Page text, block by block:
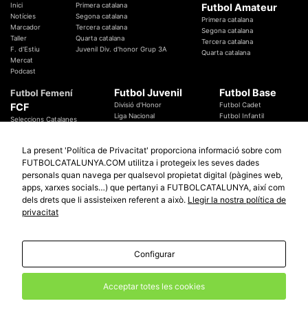
Inici
Notícies
Marcador
Taller
F. d'Estiu
Mercat
Podcast
Primera catalana
Segona catalana
Tercera catalana
Quarta catalana
Juvenil Div. d'honor Grup 3A
Futbol Amateur
Primera catalana
Segona catalana
Tercera catalana
Quarta catalana
Futbol Femení
FCF
Seleccions Catalanes
Temes Federatius
Futbol Juvenil
Divisió d'Honor
Liga Nacional
Futbol Base
Futbol Cadet
Futbol Infantil
Futbol Catalunya
Promocions
Sortejos
Participació
Especials
Copa Catalunya Absoluta 2019
Copa del Rei 2019 - 2020
© 2010 - 2026FutbolCatalunya.com
redaccio@futbolcatalunya.com
La present 'Política de Privacitat' proporciona informació sobre com
FUTBOLCATALUNYA.COM utilitza i protegeix les seves dades
personals quan navega per qualsevol propietat digital (pàgines web,
apps, xarxes socials…) que pertanyi a FUTBOLCATALUNYA, així com
dels drets que li assisteixen referent a això. Llegir la nostra política de
privacitat
Configurar
Acceptar totes les cookies